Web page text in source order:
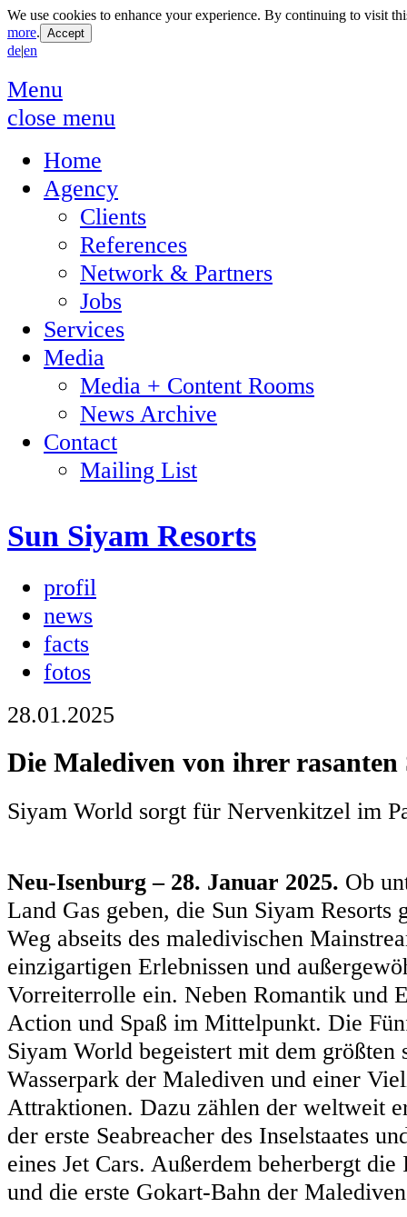
We use cookies to enhance your experience. By continuing to visit
more.
de|en
Menu
close menu
Home
Agency
Clients
References
Network & Partners
Jobs
Services
Media
Media + Content Rooms
News Archive
Contact
Mailing List
Sun Siyam Resorts
profil
news
facts
fotos
28.01.2025
Die Malediven von ihrer rasanten
Siyam World sorgt für Nervenkitzel im
Neu-Isenburg – 28. Januar 2025. Ob
Land Gas geben, die Sun Siyam Resorts
Weg abseits des maledivischen
einzigartigen Erlebnissen und
Vorreiterrolle ein. Neben Romantik und
Action und Spaß im Mittelpunkt. Die
Siyam World begeistert mit dem größten
Wasserpark der Malediven und einer
Attraktionen. Dazu zählen der weltweit
der erste Seabreacher des Inselstaates
eines Jet Cars. Außerdem beherbergt
und die erste Gokart-Bahn der